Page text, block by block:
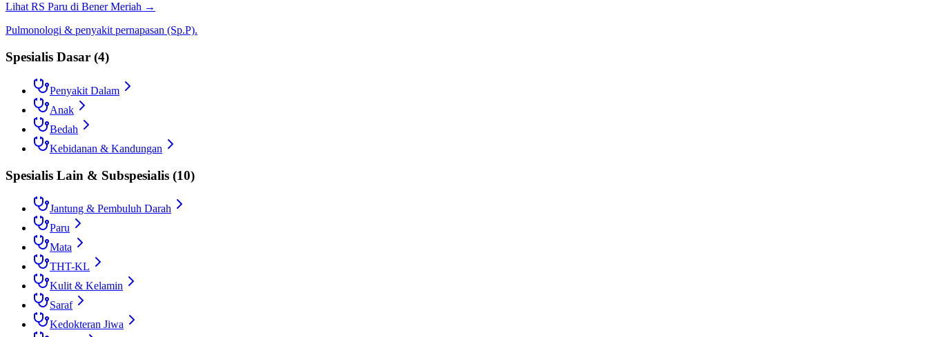
Lihat RS Paru di Bener Meriah →
Pulmonologi & penyakit pernapasan (Sp.P).
Spesialis Dasar (4)
Penyakit Dalam
Anak
Bedah
Kebidanan & Kandungan
Spesialis Lain & Subspesialis (10)
Jantung & Pembuluh Darah
Paru
Mata
THT-KL
Kulit & Kelamin
Saraf
Kedokteran Jiwa